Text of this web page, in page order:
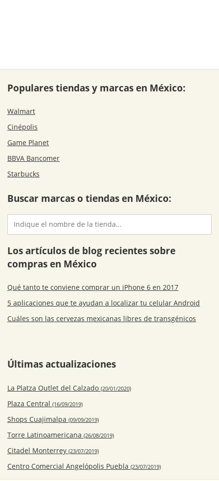
Populares tiendas y marcas en México:
Walmart
Cinépolis
Game Planet
BBVA Bancomer
Starbucks
Buscar marcas o tiendas en México:
Los artículos de blog recientes sobre
compras en México
Qué tanto te conviene comprar un iPhone 6 en 2017
5 aplicaciones que te ayudan a localizar tu celular Android
Cuáles son las cervezas mexicanas libres de transgénicos
Últimas actualizaciones
La Platza Outlet del Calzado (20/01/2020)
Plaza Central (16/09/2019)
Shops Cuajimalpa (09/09/2019)
Torre Latinoamericana (26/08/2019)
Citadel Monterrey (23/07/2019)
Centro Comercial Angelópolis Puebla (23/07/2019)